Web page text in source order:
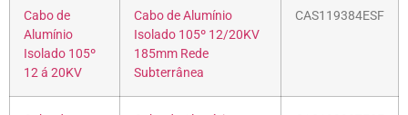
Cabo de
Alumínio
Isolado 105º
12 á 20KV
Cabo de Alumínio
Isolado 105º 12/20KV
185mm Rede
Subterrânea
CAS119384ESF